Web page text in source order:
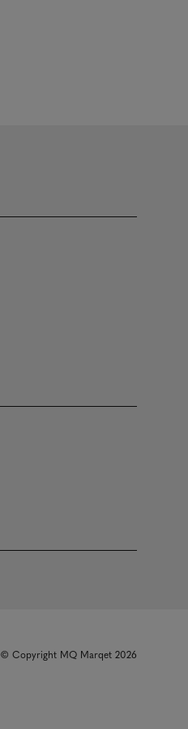
© Copyright MQ Marqet 2026